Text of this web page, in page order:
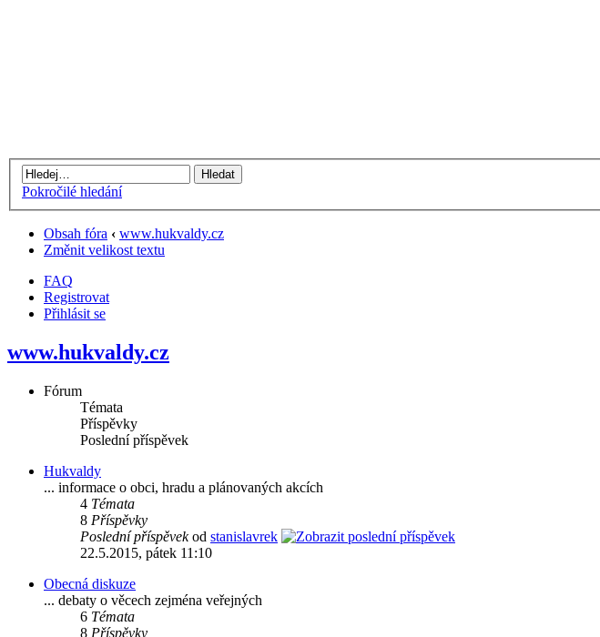
Pokročilé hledání
Obsah fóra ‹ www.hukvaldy.cz
Změnit velikost textu
FAQ
Registrovat
Přihlásit se
www.hukvaldy.cz
Fórum
Témata
Příspěvky
Poslední příspěvek
Hukvaldy
... informace o obci, hradu a plánovaných akcích
4 Témata
8 Příspěvky
Poslední příspěvekod stanislavrek
22.5.2015, pátek 11:10
Obecná diskuze
... debaty o věcech zejména veřejných
6 Témata
8 Příspěvky